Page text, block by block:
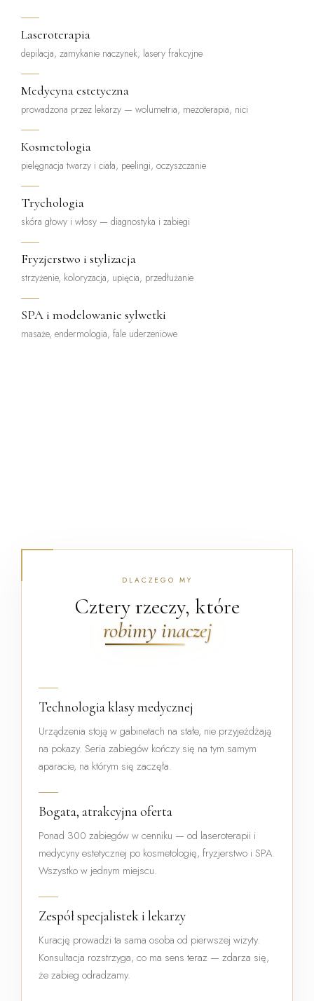
Laseroterapia
depilacja, zamykanie naczynek, lasery frakcyjne
Medycyna estetyczna
prowadzona przez lekarzy — wolumetria, mezoterapia, nici
Kosmetologia
pielęgnacja twarzy i ciała, peelingi, oczyszczanie
Trychologia
skóra głowy i włosy — diagnostyka i zabiegi
Fryzjerstwo i stylizacja
strzyżenie, koloryzacja, upięcia, przedłużanie
SPA i modelowanie sylwetki
masaże, endermologia, fale uderzeniowe
DLACZEGO MY
Cztery rzeczy, które
robimy inaczej
Technologia klasy medycznej
Urządzenia stoją w gabinetach na stałe, nie przyjeżdżają
na pokazy. Seria zabiegów kończy się na tym samym
aparacie, na którym się zaczęła.
Bogata, atrakcyjna oferta
Ponad 300 zabiegów w cenniku — od laseroterapii i
medycyny estetycznej po kosmetologię, fryzjerstwo i SPA.
Wszystko w jednym miejscu.
Zespół specjalistek i lekarzy
Kurację prowadzi ta sama osoba od pierwszej wizyty.
Konsultacja rozstrzyga, co ma sens teraz — zdarza się,
że zabieg odradzamy.